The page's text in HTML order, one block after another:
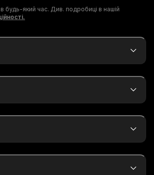
будь-який час. Див. подробиці в нашій